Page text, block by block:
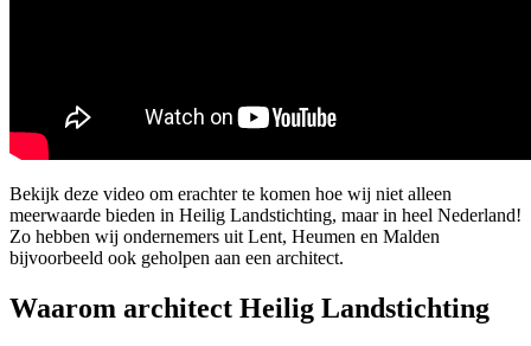
Bekijk deze video om erachter te komen hoe wij niet alleen
meerwaarde bieden in Heilig Landstichting, maar in heel Nederland!
Zo hebben wij ondernemers uit Lent, Heumen en Malden
bijvoorbeeld ook geholpen aan een architect.
Waarom architect Heilig Landstichting